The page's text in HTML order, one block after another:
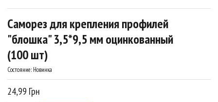
Саморез для крепления профилей
"блошка" 3,5*9,5 мм оцинкованный
(100 шт)
Состояние: Новинка
24,99 Грн